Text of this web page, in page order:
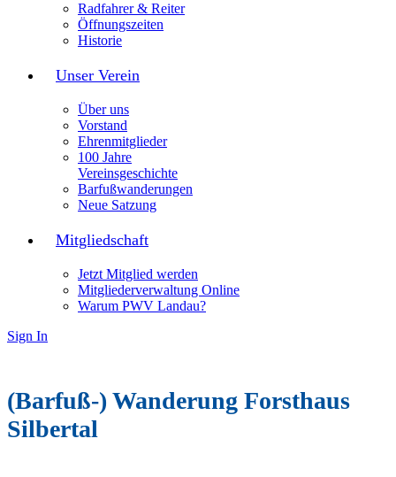
Radfahrer & Reiter
Öffnungszeiten
Historie
Unser Verein
Über uns
Vorstand
Ehrenmitglieder
100 Jahre
Vereinsgeschichte
Barfußwanderungen
Neue Satzung
Mitgliedschaft
Jetzt Mitglied werden
Mitgliederverwaltung Online
Warum PWV Landau?
Sign In
(Barfuß-) Wanderung Forsthaus
Silbertal